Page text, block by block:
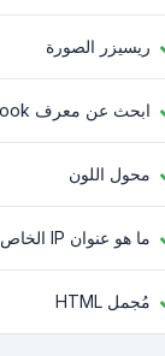
ريسيزر الصورة
ابحث عن معرف Facebook
محول اللون
ما هو عنوان IP الخاص بي
مُجمل HTML